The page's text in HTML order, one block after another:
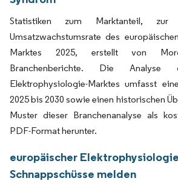
Statistiken zum Marktanteil,
Umsatzwachstumsrate des
Marktes 2025, erstellt von
Branchenberichte. Die Analyse
Elektrophysiologie-Marktes umfasst
2025 bis 2030 sowie einen historischen
Muster dieser Branchenanalyse als
PDF-Format herunter.
europäischer
Schnappschüsse melden